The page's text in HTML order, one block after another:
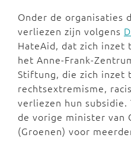
Onder de organisaties
verliezen zijn volgens
HateAid, dat zich inzet
het Anne-Frank-
Stiftung, die zich inzet
rechtsextremisme,
verliezen hun
de vorige minister van
(Groenen) voor